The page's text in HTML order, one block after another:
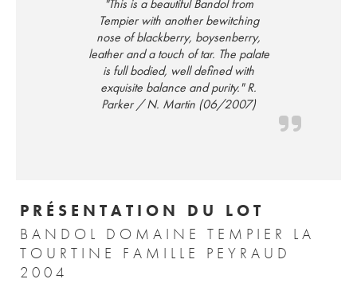
"This is a beautiful Bandol from
Tempier with another bewitching
nose of blackberry, boysenberry,
leather and a touch of tar. The palate
is full bodied, well defined with
exquisite balance and purity." R.
Parker / N. Martin (06/2007)
PRÉSENTATION DU LOT
BANDOL DOMAINE TEMPIER LA
TOURTINE FAMILLE PEYRAUD
2004